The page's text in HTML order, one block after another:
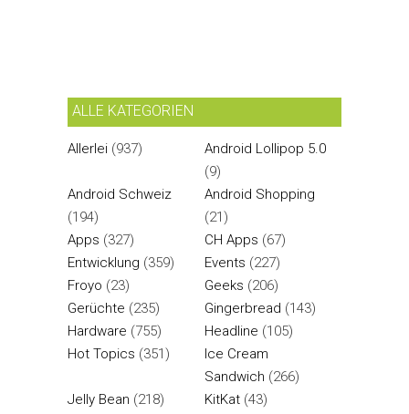
ALLE KATEGORIEN
Allerlei (937)
Android Lollipop 5.0
(9)
Android Schweiz
(194)
Android Shopping
(21)
Apps (327) CH Apps (67)
Entwicklung (359) Events (227)
Froyo (23) Geeks (206)
Gerüchte (235) Gingerbread (143)
Hardware (755) Headline (105)
Hot Topics (351)
Ice Cream
Sandwich (266)
Jelly Bean (218) KitKat (43)